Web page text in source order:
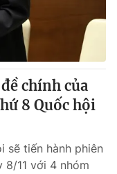
chính của
8 Quốc hội
sẽ tiến hành phiên
8/11 với 4 nhóm